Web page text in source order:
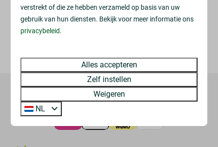
Veilig betalen
verstrekt of die ze hebben verzameld op basis van uw
gebruik van hun diensten. Bekijk voor meer informatie ons
privacybeleid.
Alles accepteren
Zelf instellen
Weigeren
NL